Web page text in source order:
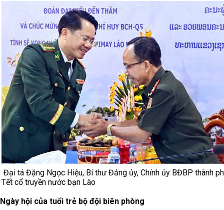
Đại tá Đặng Ngọc Hiệu, Bí thư Đảng ủy, Chính ủy BĐBP thành
Tết cổ truyền nước bạn Lào
Ngày hội của tuổi trẻ bộ đội biên phòng